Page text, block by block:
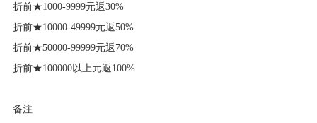
折前★1000-9999元返30%
折前★10000-49999元返50%
折前★50000-99999元返70%
折前★100000以上元返100%
备注